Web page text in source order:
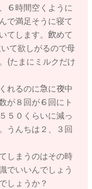
６時間空くように
で満足そうに寝て
てします。飲めて
て欲しがるので母
(たまにミルクだけ
れるのに急に夜中
が８回が６回にト
５０くらいに減っ
うんちは２、３回
しまうのはその時
でいいんでしょう
しょうか？